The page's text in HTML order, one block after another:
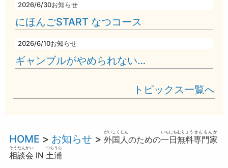
2026/6/30お知らせ
にほんごSTART なつコース
2026/6/10お知らせ
ギャンブルがやめられない…
トピックス一覧へ
HOME > お知らせ > 外国人
がいこくじん
のための一日
いちにち
無料
むりょう
専門家
せんもんか
相談会
そうだんかい
IN 土浦
つちうら